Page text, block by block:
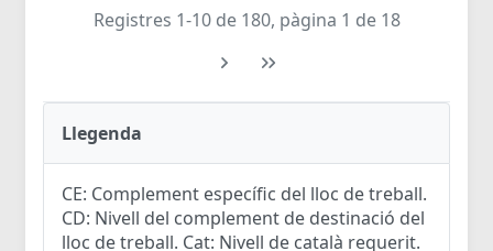
Registres 1-10 de 180, pàgina 1 de 18
Llegenda
CE: Complement específic del lloc de treball.
CD: Nivell del complement de destinació del
lloc de treball. Cat: Nivell de català requerit.